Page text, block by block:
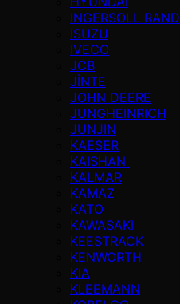
INGERSOLL RAND
ISUZU
IVECO
JCB
JİNTE
JOHN DEERE
JUNGHEINRICH
JUNJIN
KAESER
KAISHAN
KALMAR
KAMAZ
KATO
KAWASAKI
KEESTRACK
KENWORTH
KIA
KLEEMANN